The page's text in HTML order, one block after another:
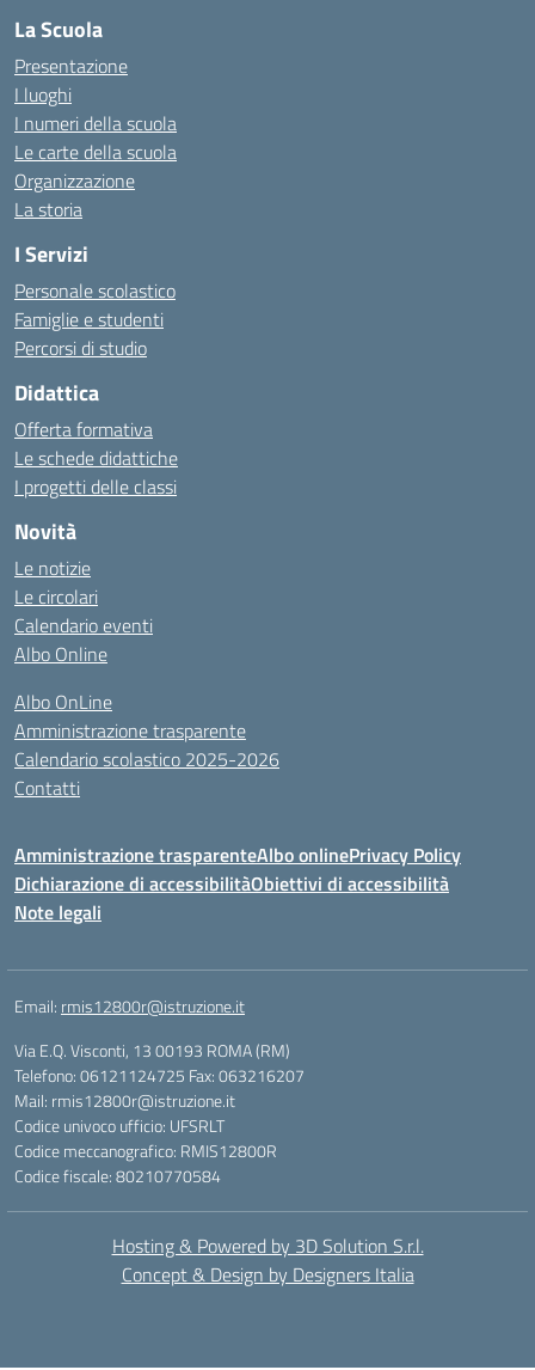
La Scuola
Presentazione
I luoghi
I numeri della scuola
Le carte della scuola
Organizzazione
La storia
I Servizi
Personale scolastico
Famiglie e studenti
Percorsi di studio
Didattica
Offerta formativa
Le schede didattiche
I progetti delle classi
Novità
Le notizie
Le circolari
Calendario eventi
Albo Online
Albo OnLine
Amministrazione trasparente
Calendario scolastico 2025-2026
Contatti
Amministrazione trasparenteAlbo onlinePrivacy Policy
Dichiarazione di accessibilitàObiettivi di accessibilità
Note legali
Email: rmis12800r@istruzione.it
Via E.Q. Visconti, 13 00193 ROMA (RM)
Telefono: 06121124725 Fax: 063216207
Mail: rmis12800r@istruzione.it
Codice univoco ufficio: UFSRLT
Codice meccanografico: RMIS12800R
Codice fiscale: 80210770584
Hosting & Powered by 3D Solution S.r.l.
Concept & Design by Designers Italia